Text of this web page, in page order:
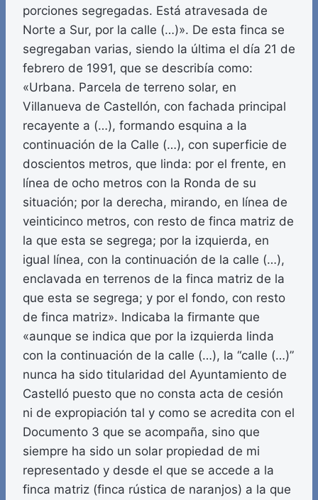
porciones segregadas. Está atravesada de
Norte a Sur, por la calle (…)». De esta finca se
segregaban varias, siendo la última el día 21 de
febrero de 1991, que se describía como:
«Urbana. Parcela de terreno solar, en
Villanueva de Castellón, con fachada principal
recayente a (…), formando esquina a la
continuación de la Calle (…), con superficie de
doscientos metros, que linda: por el frente, en
línea de ocho metros con la Ronda de su
situación; por la derecha, mirando, en línea de
veinticinco metros, con resto de finca matriz de
la que esta se segrega; por la izquierda, en
igual línea, con la continuación de la calle (…),
enclavada en terrenos de la finca matriz de la
que esta se segrega; y por el fondo, con resto
de finca matriz». Indicaba la firmante que
«aunque se indica que por la izquierda linda
con la continuación de la calle (…), la “calle (…)”
nunca ha sido titularidad del Ayuntamiento de
Castelló puesto que no consta acta de cesión
ni de expropiación tal y como se acredita con el
Documento 3 que se acompaña, sino que
siempre ha sido un solar propiedad de mi
representado y desde el que se accede a la
finca matriz (finca rústica de naranjos) a la que